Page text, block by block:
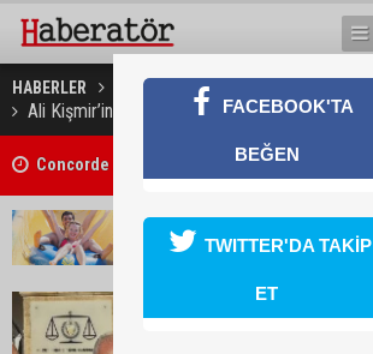
HABERLER GÜNDEM
Ali Kişmir’in davası karar için süresiz ertelendi
Concorde Aria Hotel kapılarını açtı
FACEBOOK'TA
BEĞEN
TWITTER'DA TAKİP
ET